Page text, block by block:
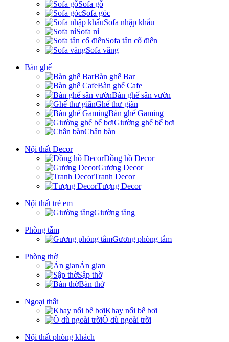
Sofa gỗ
Sofa góc
Sofa nhập khẩu
Sofa nỉ
Sofa tân cổ điển
Sofa văng
Bàn ghế
Bàn ghế Bar
Bàn ghế Cafe
Bàn ghế sân vườn
Ghế thư giãn
Bàn ghế Gaming
Giường ghế bể bơi
Chân bàn
Nội thất Decor
Đồng hồ Decor
Gương Decor
Tranh Decor
Tượng Decor
Nội thất trẻ em
Giường tầng
Phòng tắm
Gương phòng tắm
Phòng thờ
Án gian
Sập thờ
Bàn thờ
Ngoại thất
Khay nổi bể bơi
Ô dù ngoài trời
Nội thất phòng khách